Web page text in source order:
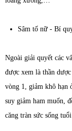
Sâm tố nữ - Bí
Ngoài giải quyết các
được xem là thần
vòng 1, giảm khô hạn
suy giảm ham muốn,
căng tràn sức sống